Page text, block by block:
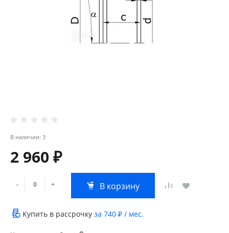
В наличии: 3
2 960 ₽
- + В корзину
Купить в рассрочку за 740 ₽ / мес.